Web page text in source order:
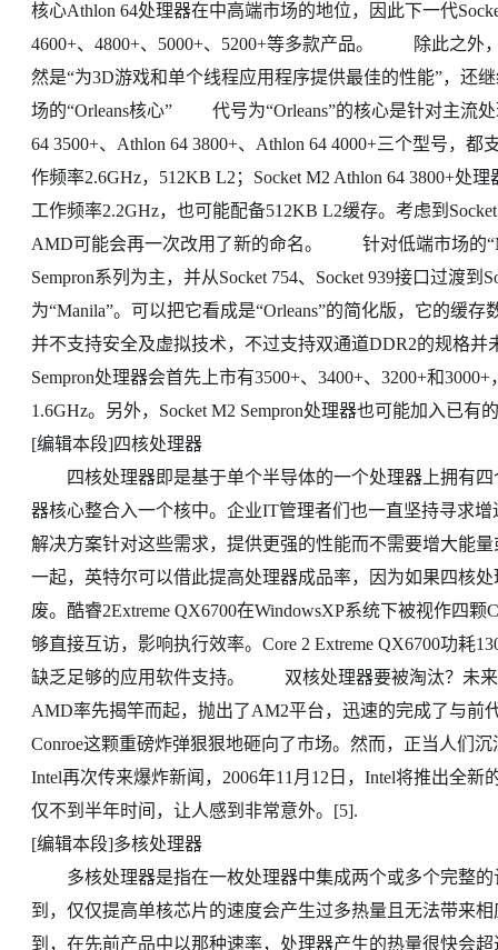
核心Athlon 64处理器在中高端市场的地位，因此下一代
4600+、4800+、5000+、5200+等多款产品。 除此之外
然是“为3D游戏和单个线程应用程序提供最佳的性能”，
场的“Orleans核心” 代号为“Orleans”的核心是针对主流
64 3500+、Athlon 64 3800+、Athlon 64 4000+三个型号，都
作频率2.6GHz，512KB L2；Socket M2 Athlon 64 3800+处
工作频率2.2GHz，也可能配备512KB L2缓存。考虑到
AMD可能会再一次改用了新的命名。 针对低端市场
Sempron系列为主，并从Socket 754、Socket 939接口过渡
为“Manila”。可以把它看成是“Orleans”的简化版，它的缓
并不支持安全及虚拟技术，不过支持双通道DDR2的规
Sempron处理器会首先上市有3500+、3400+、3200+和
1.6GHz。另外，Socket M2 Sempron处理器也可能加入已有
[编辑本段]四核处理器
四核处理器即是基于单个半导体的一个处理器上拥有四
器核心整合入一个核中。企业IT管理者们也一直坚持寻求
解决方案针对这些需求，提供更强的性能而不需要增大能
一起，英特尔可以借此提高处理器成品率，因为如果四核
废。酷睿2Extreme QX6700在WindowsXP系统下被视作四
够直接互访，影响执行效率。Core 2 Extreme QX6700功耗
缺乏足够的应用软件支持。 双核处理器要被淘汰？未来
AMD率先揭竿而起，抛出了AM2平台，迅速的完成了与前
Conroe这颗重磅炸弹狠狠地砸向了市场。然而，正当人们
Intel再次传来爆炸新闻，2006年11月12日，Intel将推出全
仅不到半年时间，让人感到非常意外。[5].
[编辑本段]多核处理器
多核处理器是指在一枚处理器中集成两个或多个完整的
到，仅仅提高单核芯片的速度会产生过多热量且无法带来
到，在先前产品中以那种速率，处理器产生的热量很快会